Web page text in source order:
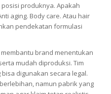
produknya. Apakah
aging. Body care. Atau hair
pendekatan formulasi
brand menentukan
mudah diproduksi. Tim
digunakan secara legal.
namun pabrik yang